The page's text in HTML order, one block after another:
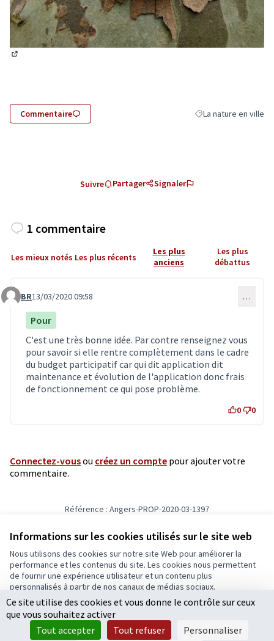
Informations sur les cookies utilisés sur le site web
Nous utilisons des cookies sur notre site Web pour améliorer la
performance et les contenus du site. Les cookies nous permettent
de fournir une expérience utilisateur et un contenu plus
personnalisés à partir de nos canaux de médias sociaux.
Tout accepter
Accepter seulement les cookies essentiels
Commentaire Filtrer les résultats
La nature en ville
Suivre Partager Signaler
1 commentaire
Les mieux notés Les plus récents
Les plus
anciens
Les plus
débattus
Commentaire 1834
BR13/03/2020 09:58 …
Pour
C'est une très bonne idée. Par contre renseignez vous
pour savoir si elle rentre complètement dans le cadre
du budget participatif car qui dit application dit
maintenance et évolution de l'application donc frais
de fonctionnement ce qui pose problème.
0 0
Connectez-vousou créez un compte pour ajouter votre
commentaire.
Référence : Angers-PROP-2020-03-1397
Conditions d'utilisation
Paramètres des cookies
Ecrivons Angers sur X
(Lien externe)
Ecrivons Angers sur Facebook
(Lien externe)
Licence
(Lien
Ce site utilise des cookies et vous donne le contrôle sur ceux
que vous souhaitez activer
Tout accepter
Tout refuser Personnaliser